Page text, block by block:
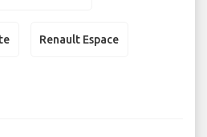
Renault Espace